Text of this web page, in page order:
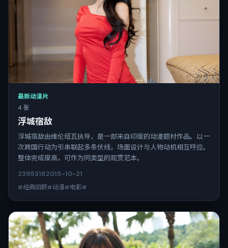
最新动漫片
4 张
浮城宿敌
浮城宿敌由维伦纽瓦执导，是一部来自印度的动漫题材作品。以一
次跨国行动为引串联起多条伏线，场面设计与人物动机相互呼应。
整体完成度高，可作为同类型的观赏范本。
23953162015-10-21
#经典回顾#动漫#电影#